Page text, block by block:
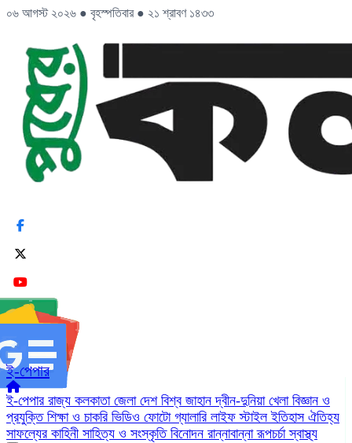
০৬ আগস্ট ২০২৬ ● বৃহস্পতিবার ● ২১ শ্রাবণ ১৪৩৩
ই-পেপার
ই-পেপার রাজ্য কলকাতা জেলা দেশ বিশ্ব জাহানদ্বীন-দুনিয়া খেলা বিজ্ঞান ও
প্রযুক্তি শিক্ষা ও চাকরি ভিডিও ফোটো গ্যালারি লাইফ স্টাইলইতিহাস ঐতিহ্য
সাফল্যের কাহিনী সাহিত্য ও সংস্কৃতি বিনোদন রান্নাবান্নারূপচর্চাস্বাস্থ্য